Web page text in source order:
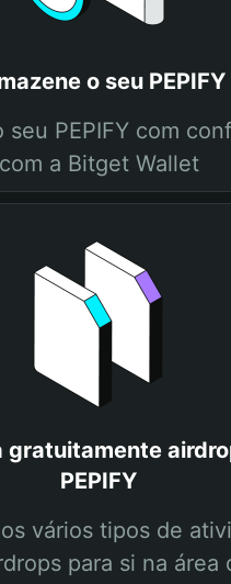
o seu PEPIFY
seu PEPIFY com
com a Bitget Wallet
gratuitamente
PEPIFY
vários tipos de
para si na área